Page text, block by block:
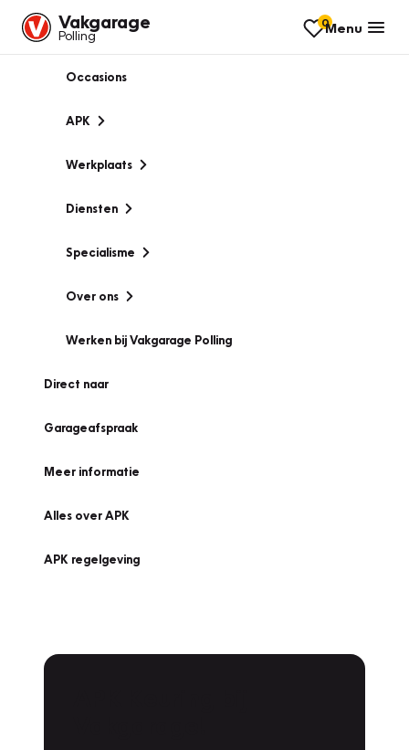
Vakgarage
Polling
0Menu
Occasions
APK
Werkplaats
Diensten
Specialisme
Over ons
Werken bij Vakgarage Polling
Direct naar
Garageafspraak
Meer informatie
Alles over APK
APK regelgeving